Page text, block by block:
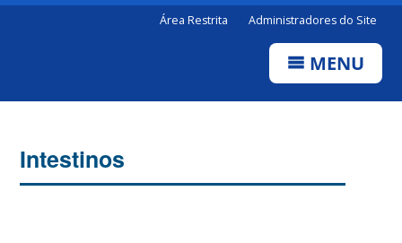
Área Restrita Administradores do Site
MENU
Intestinos